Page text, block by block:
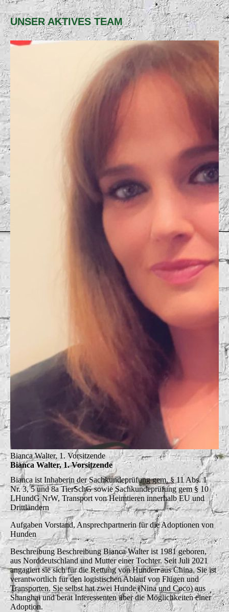
UNSER AKTIVES TEAM
Bianca Walter, 1. Vorsitzende
Bianca Walter, 1. Vorsitzende
Bianca ist Inhaberin der Sachkundeprüfung gem. § 11 Abs. 1
Nr. 3, 5 und 8a TierSchG sowie Sachkundeprüfung gem § 10
LHundG NrW, Transport von Heimtieren innerhalb EU und
Drittländern
Aufgaben Vorstand, Ansprechpartnerin für die Adoptionen von
Hunden
Beschreibung Beschreibung Bianca Walter ist 1981 geboren,
aus Norddeutschland und Mutter einer Tochter. Seit Juli 2021
angagiert sie sich für die Rettung von Hunden aus China. Sie ist
verantwortlich für den logistischen Ablauf von Flügen und
Transporten. Sie selbst hat zwei Hunde (Nina und Coco) aus
Shanghai und berät Interessenten über die Möglichkeiten einer
Adoption.